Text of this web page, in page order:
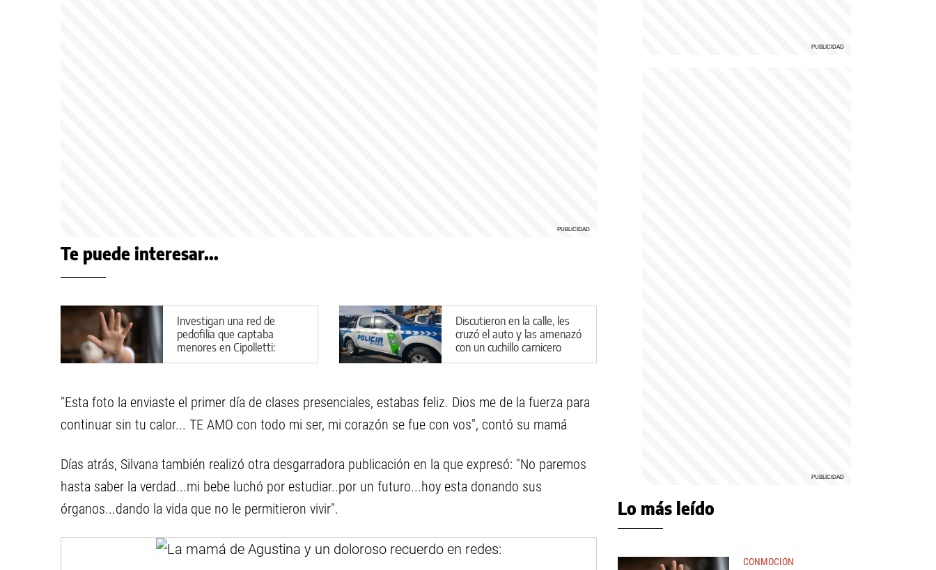
Te puede interesar...
Investigan una red de
pedofilia que captaba
menores en Cipolletti:
aberrantes detalles del caso
Discutieron en la calle, les
cruzó el auto y las amenazó
con un cuchillo carnicero
"Esta foto la enviaste el primer día de clases presenciales, estabas feliz. Dios me de la fuerza para
continuar sin tu calor... TE AMO con todo mi ser, mi corazón se fue con vos", contó su mamá
Días atrás, Silvana también realizó otra desgarradora publicación en la que expresó: "No paremos
hasta saber la verdad...mi bebe luchó por estudiar..por un futuro...hoy esta donando sus
órganos...dando la vida que no le permitieron vivir".
Lo más leído
CONMOCIÓN